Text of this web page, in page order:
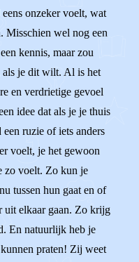
onzeker voelt, wat
Misschien wel nog een
kennis, maar zou
als je dit wilt. Al is het
en verdrietige gevoel
idee dat als je je thuis
ruzie of iets anders
voelt, je het gewoon
zo voelt. Zo kun je
tussen hun gaat en of
uit elkaar gaan. Zo krijg
En natuurlijk heb je
praten! Zij weet